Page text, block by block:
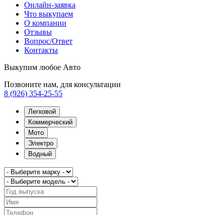
Онлайн-заявка
Что выкупаем
О компании
Отзывы
Вопрос/Ответ
Контакты
Выкупим любое Авто
Позвоните нам, для консультации
8 (926) 354-25-55
Легковой
Коммерческий
Мото
Электро
Водный